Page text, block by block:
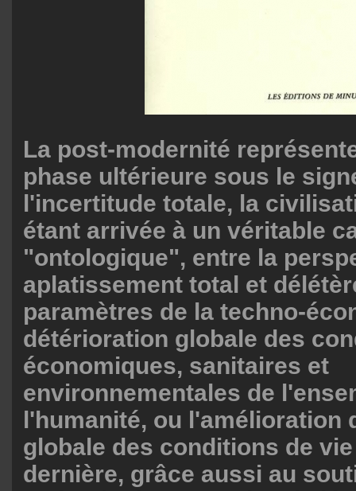
La post-modernité
phase ultérieure sous le
l'incertitude totale, la
étant arrivée à un véritable
"ontologique", entre la
aplatissement total et
paramètres de la techno-
détérioration globale des
économiques, sanitaires et
environnementales de
l'humanité, ou l'amélioration
globale des conditions de
dernière, grâce aussi au